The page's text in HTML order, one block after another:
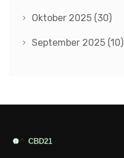
Oktober 2025 (30)
September 2025 (10)